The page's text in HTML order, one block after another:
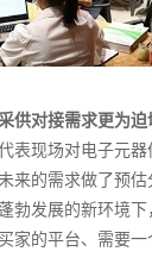
供对接需求更为迫
表现场对电子元器
来的需求做了预
勃发展的新环境
家的平台、需要